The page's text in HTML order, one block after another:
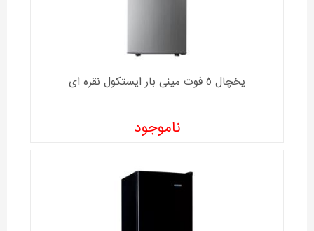
یخچال 5 فوت مینی بار ایستکول نقره ای
ناموجود